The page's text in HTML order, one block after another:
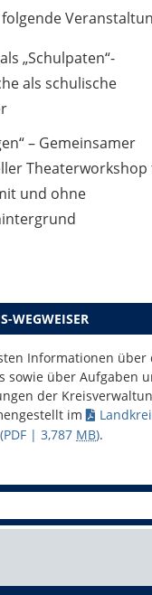
„Schulpaten“-
als schulische
– Gemeinsamer
Theaterworkshop
und ohne
WEGWEISER
Informationen über
sowie über Aufgaben
der
im
(PDF | 3,787 MB).